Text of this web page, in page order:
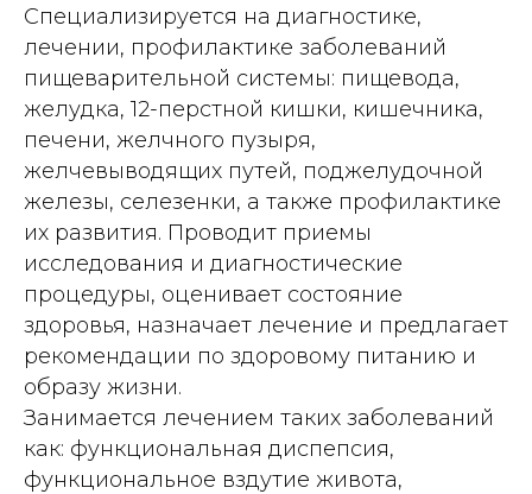
Специализируется на диагностике,
лечении, профилактике заболеваний
пищеварительной системы: пищевода,
желудка, 12-перстной кишки, кишечника,
печени, желчного пузыря,
желчевыводящих путей, поджелудочной
железы, селезенки, а также профилактике
их развития. Проводит приемы
исследования и диагностические
процедуры, оценивает состояние
здоровья, назначает лечение и предлагает
рекомендации по здоровому питанию и
образу жизни.
Занимается лечением таких заболеваний
как: функциональная диспепсия,
функциональное вздутие живота,